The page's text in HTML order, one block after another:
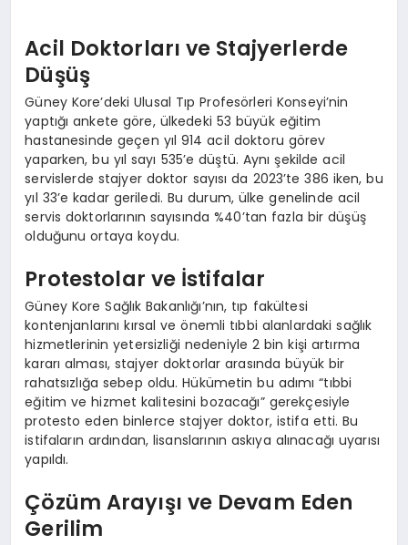
Acil Doktorları ve Stajyerlerde
Düşüş
Güney Kore’deki Ulusal Tıp Profesörleri Konseyi’nin
yaptığı ankete göre, ülkedeki 53 büyük eğitim
hastanesinde geçen yıl 914 acil doktoru görev
yaparken, bu yıl sayı 535’e düştü. Aynı şekilde acil
servislerde stajyer doktor sayısı da 2023’te 386 iken, bu
yıl 33’e kadar geriledi. Bu durum, ülke genelinde acil
servis doktorlarının sayısında %40’tan fazla bir düşüş
olduğunu ortaya koydu.
Protestolar ve İstifalar
Güney Kore Sağlık Bakanlığı’nın, tıp fakültesi
kontenjanlarını kırsal ve önemli tıbbi alanlardaki sağlık
hizmetlerinin yetersizliği nedeniyle 2 bin kişi artırma
kararı alması, stajyer doktorlar arasında büyük bir
rahatsızlığa sebep oldu. Hükümetin bu adımı “tıbbi
eğitim ve hizmet kalitesini bozacağı” gerekçesiyle
protesto eden binlerce stajyer doktor, istifa etti. Bu
istifaların ardından, lisanslarının askıya alınacağı uyarısı
yapıldı.
Çözüm Arayışı ve Devam Eden
Gerilim